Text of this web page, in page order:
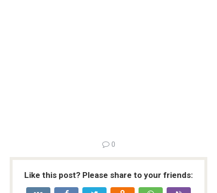
0
Like this post? Please share to your friends: